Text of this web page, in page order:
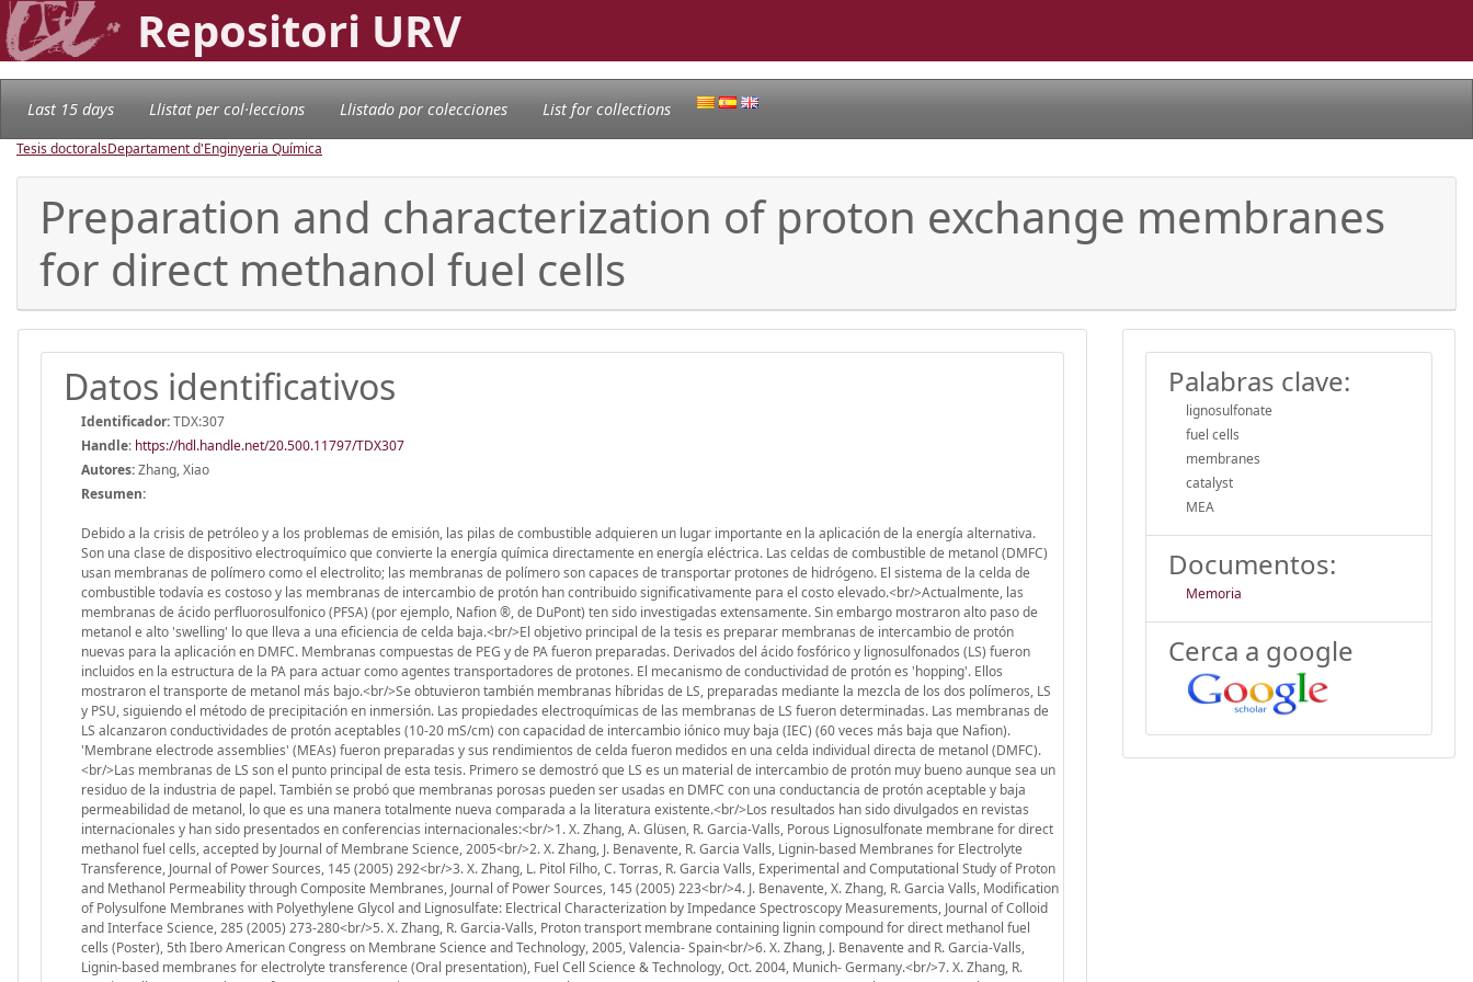
Repositori URV
Last 15 days Llistat per col·leccions Llistado por colecciones List for collections
Tesis doctoralsDepartament d'Enginyeria Química
Preparation and characterization of proton exchange membranes
for direct methanol fuel cells
Datos identificativos
Identificador:TDX:307
Handle: https://hdl.handle.net/20.500.11797/TDX307
Autores:Zhang, Xiao
Resumen:
Debido a la crisis de petróleo y a los problemas de emisión, las pilas de combustible adquieren un lugar importante en la aplicación de la energía alternativa.
Son una clase de dispositivo electroquímico que convierte la energía química directamente en energía eléctrica. Las celdas de combustible de metanol (DMFC)
usan membranas de polímero como el electrolito; las membranas de polímero son capaces de transportar protones de hidrógeno. El sistema de la celda de
combustible todavía es costoso y las membranas de intercambio de protón han contribuido significativamente para el costo elevado.<br/>Actualmente, las
membranas de ácido perfluorosulfonico (PFSA) (por ejemplo, Nafion ®, de DuPont) ten sido investigadas extensamente. Sin embargo mostraron alto paso de
metanol e alto 'swelling' lo que lleva a una eficiencia de celda baja.<br/>El objetivo principal de la tesis es preparar membranas de intercambio de protón
nuevas para la aplicación en DMFC. Membranas compuestas de PEG y de PA fueron preparadas. Derivados del ácido fosfórico y lignosulfonados (LS) fueron
incluidos en la estructura de la PA para actuar como agentes transportadores de protones. El mecanismo de conductividad de protón es 'hopping'. Ellos
mostraron el transporte de metanol más bajo.<br/>Se obtuvieron también membranas híbridas de LS, preparadas mediante la mezcla de los dos polímeros, LS
y PSU, siguiendo el método de precipitación en inmersión. Las propiedades electroquímicas de las membranas de LS fueron determinadas. Las membranas de
LS alcanzaron conductividades de protón aceptables (10-20 mS/cm) con capacidad de intercambio iónico muy baja (IEC) (60 veces más baja que Nafion).
'Membrane electrode assemblies' (MEAs) fueron preparadas y sus rendimientos de celda fueron medidos en una celda individual directa de metanol (DMFC).
<br/>Las membranas de LS son el punto principal de esta tesis. Primero se demostró que LS es un material de intercambio de protón muy bueno aunque sea un
residuo de la industria de papel. También se probó que membranas porosas pueden ser usadas en DMFC con una conductancia de protón aceptable y baja
permeabilidad de metanol, lo que es una manera totalmente nueva comparada a la literatura existente.<br/>Los resultados han sido divulgados en revistas
internacionales y han sido presentados en conferencias internacionales:<br/>1. X. Zhang, A. Glüsen, R. Garcia-Valls, Porous Lignosulfonate membrane for direct
methanol fuel cells, accepted by Journal of Membrane Science, 2005<br/>2. X. Zhang, J. Benavente, R. Garcia Valls, Lignin-based Membranes for Electrolyte
Transference, Journal of Power Sources, 145 (2005) 292<br/>3. X. Zhang, L. Pitol Filho, C. Torras, R. Garcia Valls, Experimental and Computational Study of Proton
and Methanol Permeability through Composite Membranes, Journal of Power Sources, 145 (2005) 223<br/>4. J. Benavente, X. Zhang, R. Garcia Valls, Modification
of Polysulfone Membranes with Polyethylene Glycol and Lignosulfate: Electrical Characterization by Impedance Spectroscopy Measurements, Journal of Colloid
and Interface Science, 285 (2005) 273-280<br/>5. X. Zhang, R. Garcia-Valls, Proton transport membrane containing lignin compound for direct methanol fuel
cells (Poster), 5th Ibero American Congress on Membrane Science and Technology, 2005, Valencia- Spain<br/>6. X. Zhang, J. Benavente and R. Garcia-Valls,
Lignin-based membranes for electrolyte transference (Oral presentation), Fuel Cell Science & Technology, Oct. 2004, Munich- Germany.<br/>7. X. Zhang, R.
Palabras clave:
lignosulfonate
fuel cells
membranes
catalyst
MEA
Documentos:
Memoria
Cerca a google